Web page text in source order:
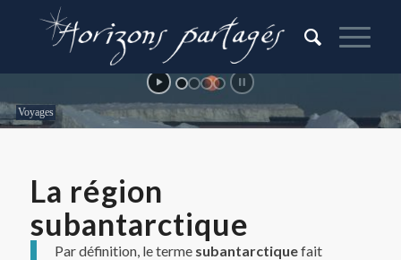
La région
subantarctique
Par définition, le terme subantarctiquefait